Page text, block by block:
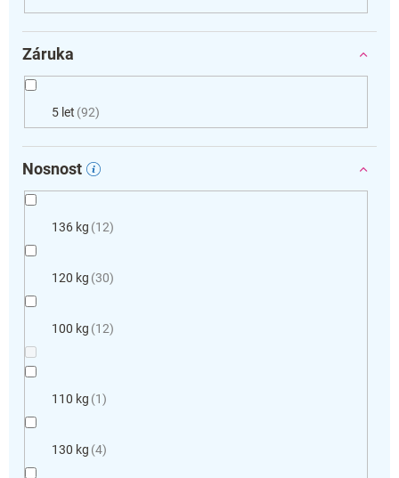
Záruka
5 let 92
Nosnost
136 kg 12
120 kg 30
100 kg 12
110 kg 1
130 kg 4